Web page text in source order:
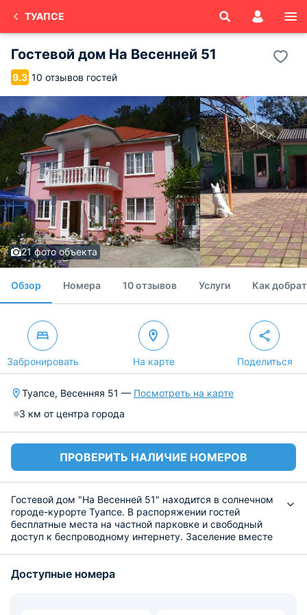
ТУАПСЕ
Гостевой дом На Весенней 51
9.3 10 отзывов гостей
21 фото объекта
Обзор Номера 10 отзывов Услуги Как
Забронировать На карте Поделиться
Туапсе, Весенняя 51 — Посмотреть на карте
3 км от центра города
ПРОВЕРИТЬ НАЛИЧИЕ НОМЕРОВ
Гостевой дом "На Весенней 51" находится в солнечном
городе-курорте Туапсе. В распоряжении гостей
бесплатные места на частной парковке и свободный
доступ к беспроводному интернету. Заселение вместе
Для размещения посетителям предоставляются
Доступные номера